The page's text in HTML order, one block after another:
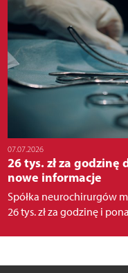
07.07.2026
26 tys. zł za
nowe informacje
Spółka neurochirurgów
26 tys. zł za godzinę i